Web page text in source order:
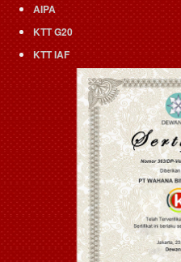
AIPA
KTT G20
KTT IAF